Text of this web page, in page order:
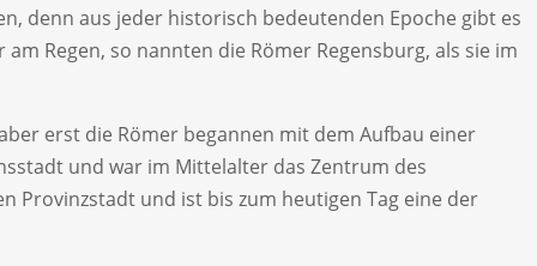
denn aus jeder historisch bedeutenden Epoche gibt es
Regen, so nannten die Römer Regensburg, als sie im
erst die Römer begannen mit dem Aufbau einer
und war im Mittelalter das Zentrum des
Provinzstadt und ist bis zum heutigen Tag eine der